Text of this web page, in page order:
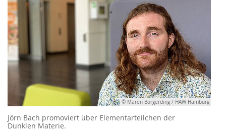
© Maren Borgerding / HAW Hamburg
Jörn Bach promoviert über Elementarteilchen der
Dunklen Materie.